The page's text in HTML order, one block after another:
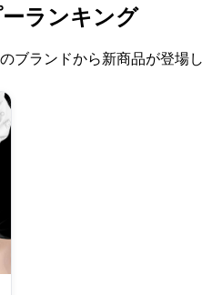
ランキング
ブランドから新商品が登場